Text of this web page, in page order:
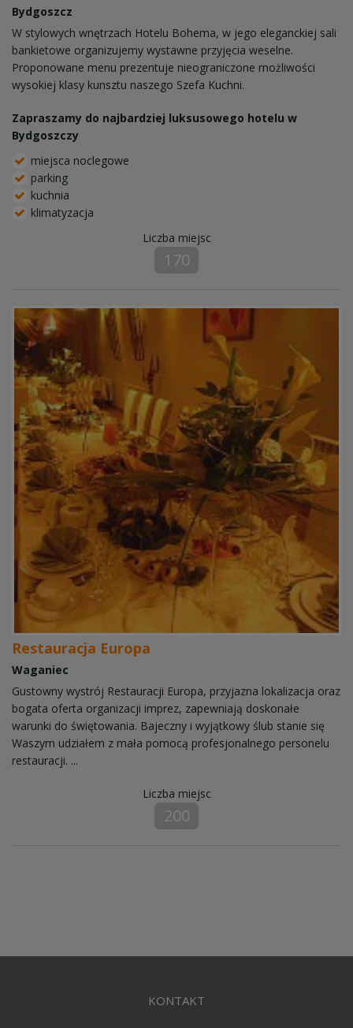
Bydgoszcz
W stylowych wnętrzach Hotelu Bohema, w jego eleganckiej sali
bankietowe organizujemy wystawne przyjęcia weselne.
Proponowane menu prezentuje nieograniczone możliwości
wysokiej klasy kunsztu naszego Szefa Kuchni.
Zapraszamy do najbardziej luksusowego hotelu w
Bydgoszczy
miejsca noclegowe
parking
kuchnia
klimatyzacja
Liczba miejsc
170
Restauracja Europa
Waganiec
Gustowny wystrój Restauracji Europa, przyjazna lokalizacja oraz
bogata oferta organizacji imprez, zapewniają doskonałe
warunki do świętowania. Bajeczny i wyjątkowy ślub stanie się
Waszym udziałem z mała pomocą profesjonalnego personelu
restauracji. ...
Liczba miejsc
200
KONTAKT